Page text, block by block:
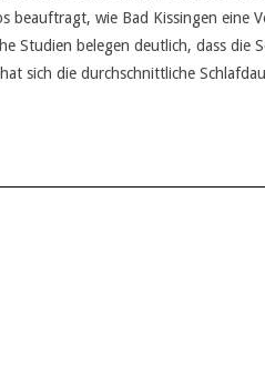
beauftragt, wie Bad Kissingen eine
Studien belegen deutlich, dass
sich die durchschnittliche